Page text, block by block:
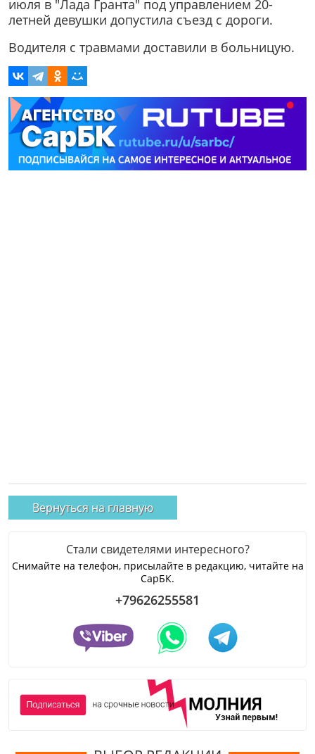
июля в "Лада Гранта" под управлением 20-
летней девушки допустила съезд с дороги.
Водителя с травмами доставили в больницую.
Вернуться на главную
Стали свидетелями интересного?
Снимайте на телефон, присылайте в редакцию, читайте на
СарБК.
+79626255581